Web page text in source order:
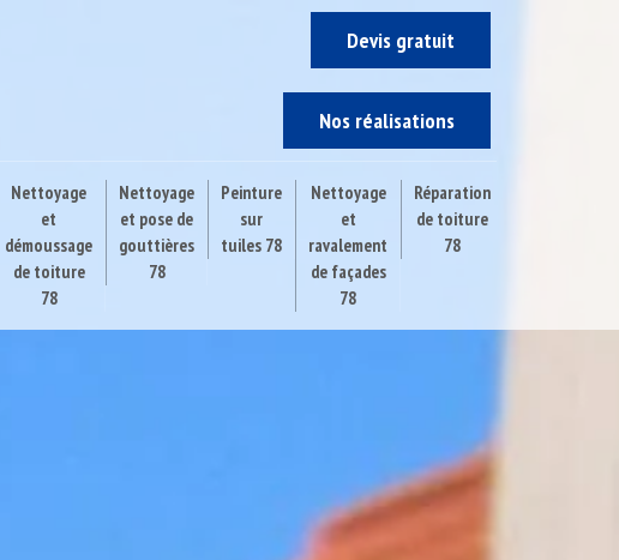
Devis gratuit
Nos réalisations
Nettoyage
et
démoussage
de toiture
78
Nettoyage
et pose de
gouttières
78
Peinture
sur
tuiles 78
Nettoyage
et
ravalement
de façades
78
Réparation
de toiture
78